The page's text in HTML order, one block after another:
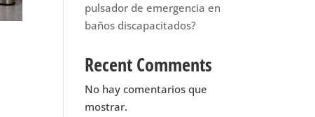
pulsador de emergencia en
baños discapacitados?
Recent Comments
No hay comentarios que
mostrar.